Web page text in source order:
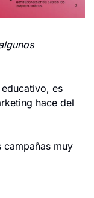
es
hace del
muy